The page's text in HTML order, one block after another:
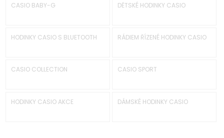
CASIO BABY-G DĚTSKÉ HODINKY CASIO
HODINKY CASIO S BLUETOOTH RÁDIEM ŘÍZENÉ HODINKY CASIO
CASIO COLLECTION CASIO SPORT
HODINKY CASIO AKCE DÁMSKÉ HODINKY CASIO